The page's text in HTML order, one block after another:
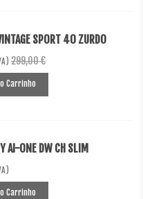
SPORT 40 ZURDO
299,00 €
Carrinho
AI-ONE DW CH SLIM
Carrinho